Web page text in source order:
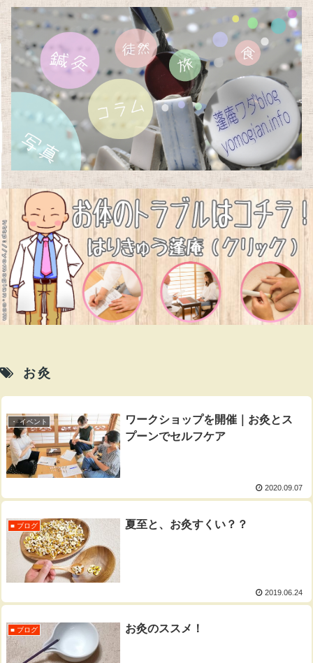
お灸
・ イベント
ワークショップを開催｜お灸とス
プーンでセルフケア
2020.09.07
■ ブログ 夏至と、お灸すくい？？
2019.06.24
■ ブログ お灸のススメ！